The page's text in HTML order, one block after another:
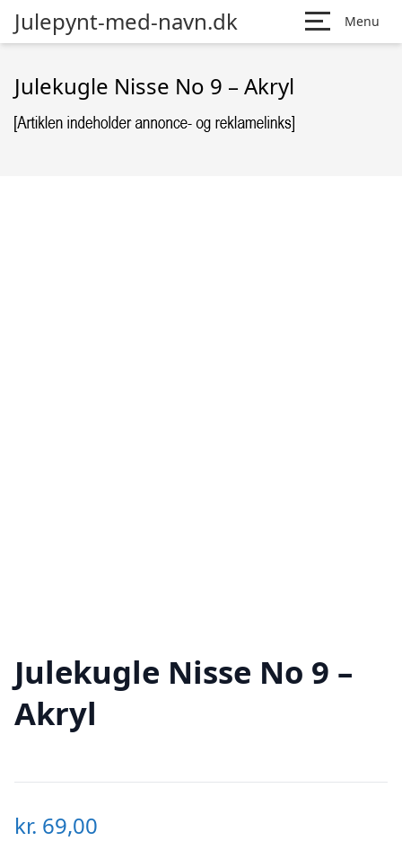
Julepynt-med-navn.dk Menu
Julekugle Nisse No 9 – Akryl
Julekugle Nisse No 9 –
Akryl
kr. 69,00